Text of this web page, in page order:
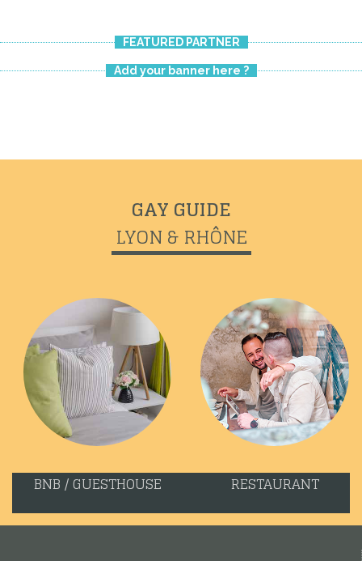
Previous Next
FEATURED PARTNER
Add your banner here ?
GAY GUIDE
LYON & RHÔNE
BNB / GUESTHOUSE RESTAURANT